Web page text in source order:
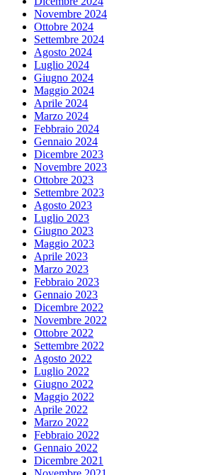
Novembre 2024
Ottobre 2024
Settembre 2024
Agosto 2024
Luglio 2024
Giugno 2024
Maggio 2024
Aprile 2024
Marzo 2024
Febbraio 2024
Gennaio 2024
Dicembre 2023
Novembre 2023
Ottobre 2023
Settembre 2023
Agosto 2023
Luglio 2023
Giugno 2023
Maggio 2023
Aprile 2023
Marzo 2023
Febbraio 2023
Gennaio 2023
Dicembre 2022
Novembre 2022
Ottobre 2022
Settembre 2022
Agosto 2022
Luglio 2022
Giugno 2022
Maggio 2022
Aprile 2022
Marzo 2022
Febbraio 2022
Gennaio 2022
Dicembre 2021